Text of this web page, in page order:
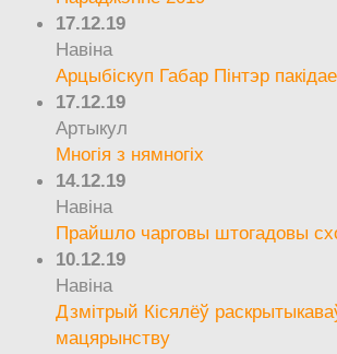
17.12.19
Навіна
Арцыбіскуп Габар Пінтэр
17.12.19
Артыкул
Многія з нямногіх
14.12.19
Навіна
Прайшло чарговы штогадовы
10.12.19
Навіна
Дзмітрый Кісялёў
мацярынству